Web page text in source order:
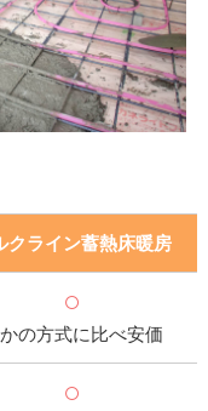
クライン蓄熱床暖房
○
の方式に比べ安価
○